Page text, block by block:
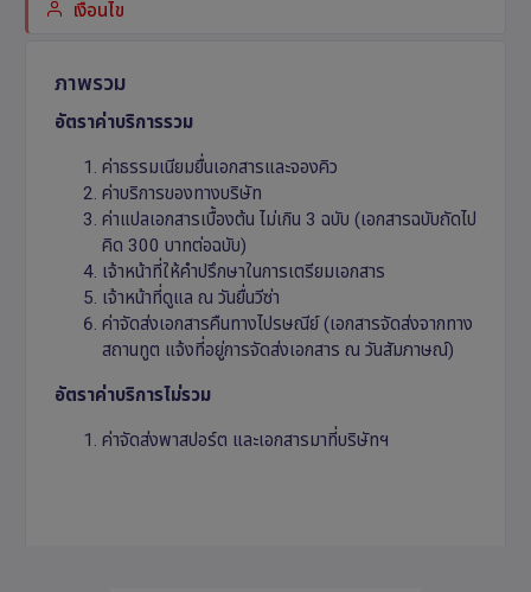
เงื่อนไข
ภาพรวม
อัตราค่าบริการรวม
ค่าธรรมเนียมยื่นเอกสารและจองคิว
ค่าบริการของทางบริษัท
ค่าแปลเอกสารเบื้องต้น ไม่เกิน 3 ฉบับ (เอกสารฉบับถัดไป
คิด 300 บาทต่อฉบับ)
เจ้าหน้าที่ให้คำปรึกษาในการเตรียมเอกสาร
เจ้าหน้าที่ดูแล ณ วันยื่นวีซ่า
ค่าจัดส่งเอกสารคืนทางไปรษณีย์ (เอกสารจัดส่งจากทาง
สถานทูต แจ้งที่อยู่การจัดส่งเอกสาร ณ วันสัมภาษณ์)
อัตราค่าบริการไม่รวม
ค่าจัดส่งพาสปอร์ต และเอกสารมาที่บริษัทฯ